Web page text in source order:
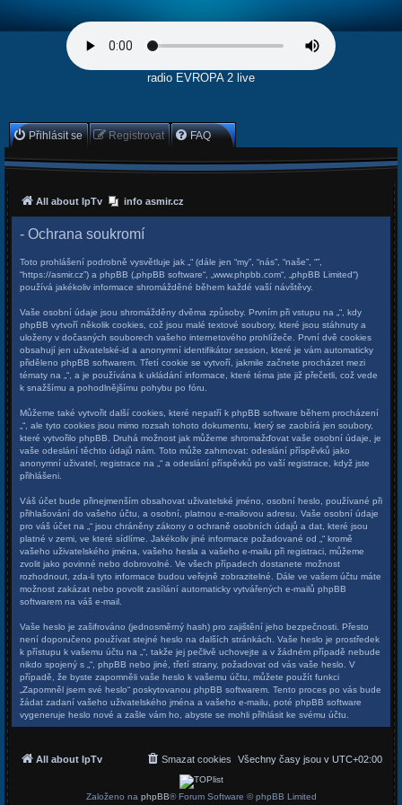
radio EVROPA 2 live
Přihlásit se Registrovat FAQ
All about IpTv info asmir.cz
- Ochrana soukromí
Toto prohlášení podrobně vysvětluje jak „“ (dále jen “my”, “nás”, “naše”, “”,
“https://asmir.cz”) a phpBB („phpBB software“, „www.phpbb.com“, „phpBB Limited“)
používá jakékoliv informace shromážděné během každé vaší návštěvy.
Vaše osobní údaje jsou shromážděny dvěma způsoby. Prvním při vstupu na „“, kdy
phpBB vytvoří několik cookies, což jsou malé textové soubory, které jsou stáhnuty a
uloženy v dočasných souborech vašeho internetového prohlížeče. První dvě cookies
obsahují jen uživatelské-id a anonymní identifikátor session, které je vám automaticky
přiděleno phpBB softwarem. Třetí cookie se vytvoří, jakmile začnete procházet mezi
tématy na „“, a je používána k ukládání informace, které téma jste již přečetli, což vede
k snažšímu a pohodlnějšímu pohybu po fóru.
Můžeme také vytvořit další cookies, které nepatří k phpBB software během procházení
„“, ale tyto cookies jsou mimo rozsah tohoto dokumentu, který se zaobírá jen soubory,
které vytvořilo phpBB. Druhá možnost jak můžeme shromažďovat vaše osobní údaje, je
vaše odeslání těchto údajů nám. Toto může zahrnovat: odeslání příspěvků jako
anonymní uživatel, registrace na „“ a odeslání příspěvků po vaší registrace, když jste
přihlášeni.
Váš účet bude přinejmenším obsahovat uživatelské jméno, osobní heslo, používané při
přihlašování do vašeho účtu, a osobní, platnou e-mailovou adresu. Vaše osobní údaje
pro váš účet na „“ jsou chráněny zákony o ochraně osobních údajů a dat, které jsou
platné v zemi, ve které sídlíme. Jakékoliv jiné informace požadované od „“ kromě
vašeho uživatelského jména, vašeho hesla a vašeho e-mailu při registraci, můžeme
zvolit jako povinné nebo dobrovolné. Ve všech případech dostanete možnost
rozhodnout, zda-li tyto informace budou veřejně zobrazitelné. Dále ve vašem účtu máte
možnost zakázat nebo povolit zasílání automaticky vytvářených e-mailů phpBB
softwarem na váš e-mail.
Vaše heslo je zašifrováno (jednosměrný hash) pro zajištění jeho bezpečnosti. Přesto
není doporučeno používat stejné heslo na dalších stránkách. Vaše heslo je prostředek
k přístupu k vašemu účtu na „“, takže jej pečlivě uchovejte a v žádném případě nebude
nikdo spojený s „“, phpBB nebo jiné, třetí strany, požadovat od vás vaše heslo. V
případě, že byste zapomněli vaše heslo k vašemu účtu, můžete použít funkci
„Zapomněl jsem své heslo“ poskytovanou phpBB softwarem. Tento proces po vás bude
žádat zadaní vašeho uživatelského jména a vašeho e-mailu, poté phpBB software
vygeneruje heslo nové a zašle vám ho, abyste se mohli přihlásit ke svému účtu.
All about IpTv Všechny časy jsou v UTC+02:00
Smazat cookies
Založeno na phpBB® Forum Software © phpBB Limited